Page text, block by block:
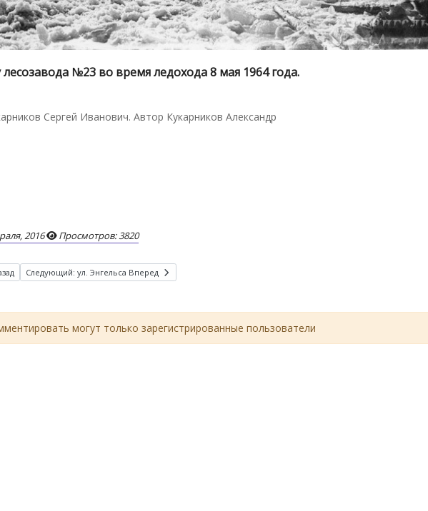
№23 во время ледохода 8 мая 1964 года.
Сергей Иванович. Автор Кукарников Александр
2016 Просмотров: 3820
Следующий: ул. Энгельса Вперед
могут только зарегистрированные пользователи